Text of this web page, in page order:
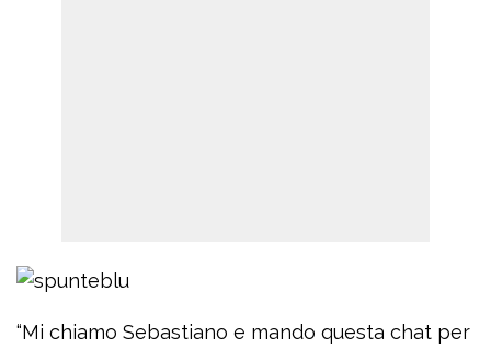
“Mi chiamo Sebastiano e mando questa chat per